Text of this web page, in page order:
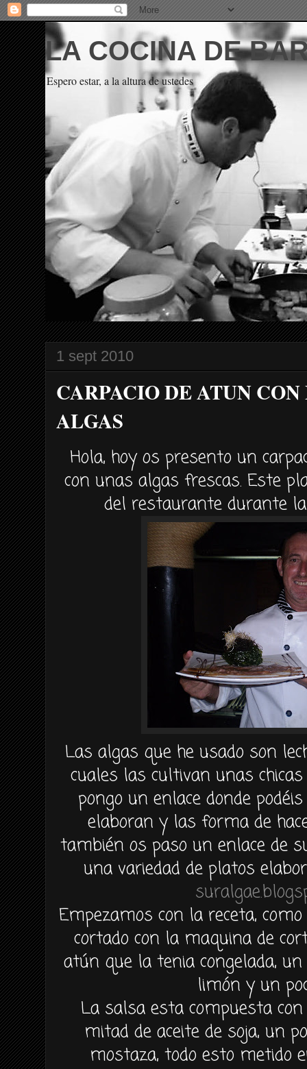
LA COCINA DE
Espero estar, a la altura de ustedes
1 sept 2010
CARPACIO DE ATUN
ALGAS
Hola, hoy os presento un
con unas algas frescas. Este
del restaurante durante
Las algas que he usado son
cuales las cultivan unas
pongo un enlace donde podéis
elaboran y las forma de
también os paso un enlace de
una variedad de platos
Empezamos con la receta, como
cortado con la maquina de
atún que la tenia congelada,
limón y un
La salsa esta compuesta
mitad de aceite de soja, un
mostaza, todo esto metido